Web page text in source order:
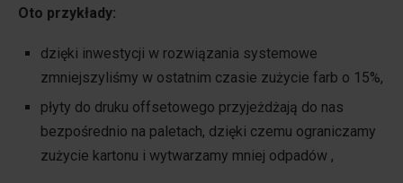
Oto przykłady:
dzięki inwestycji w rozwiązania systemowe
zmniejszyliśmy w ostatnim czasie zużycie farb o 15%,
płyty do druku offsetowego przyjeżdżają do nas
bezpośrednio na paletach, dzięki czemu ograniczamy
zużycie kartonu i wytwarzamy mniej odpadów ,